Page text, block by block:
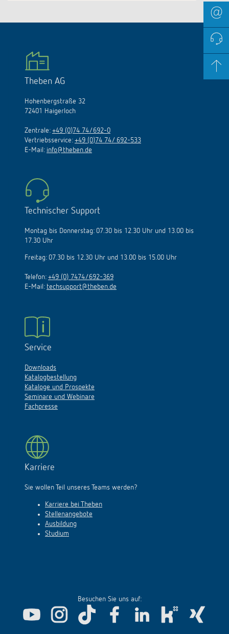
Theben AG
Hohenbergstraße 32
72401 Haigerloch
Zentrale: +49 (0)74 74/692-0
Vertriebsservice: +49 (0)74 74/ 692-533
E-Mail: info@theben.de
Technischer Support
Montag bis Donnerstag: 07.30 bis 12.30 Uhr und 13.00 bis
17.30 Uhr
Freitag: 07.30 bis 12.30 Uhr und 13.00 bis 15.00 Uhr
Telefon: +49 (0) 7474/692-369
E-Mail: techsupport@theben.de
Service
Downloads
Katalogbestellung
Kataloge und Prospekte
Seminare und Webinare
Fachpresse
Karriere
Sie wollen Teil unseres Teams werden?
Karriere bei Theben
Stellenangebote
Ausbildung
Studium
Besuchen Sie uns auf: